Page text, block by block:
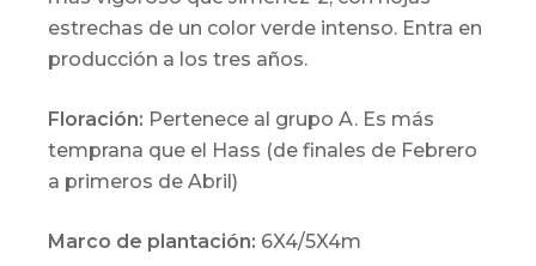
estrechas de un color verde intenso. Entra en
producción a los tres años.
Floración: Pertenece al grupo A. Es más
temprana que el Hass (de finales de Febrero
a primeros de Abril)
Marco de plantación: 6X4/5X4m